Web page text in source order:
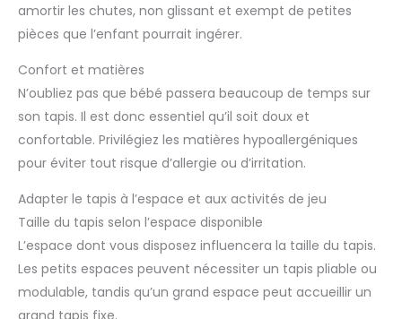
amortir les chutes, non glissant et exempt de petites
pièces que l’enfant pourrait ingérer.
Confort et matières
N’oubliez pas que bébé passera beaucoup de temps sur
son tapis. Il est donc essentiel qu’il soit doux et
confortable. Privilégiez les matières hypoallergéniques
pour éviter tout risque d’allergie ou d’irritation.
Adapter le tapis à l’espace et aux activités de jeu
Taille du tapis selon l’espace disponible
L’espace dont vous disposez influencera la taille du tapis.
Les petits espaces peuvent nécessiter un tapis pliable ou
modulable, tandis qu’un grand espace peut accueillir un
grand tapis fixe.